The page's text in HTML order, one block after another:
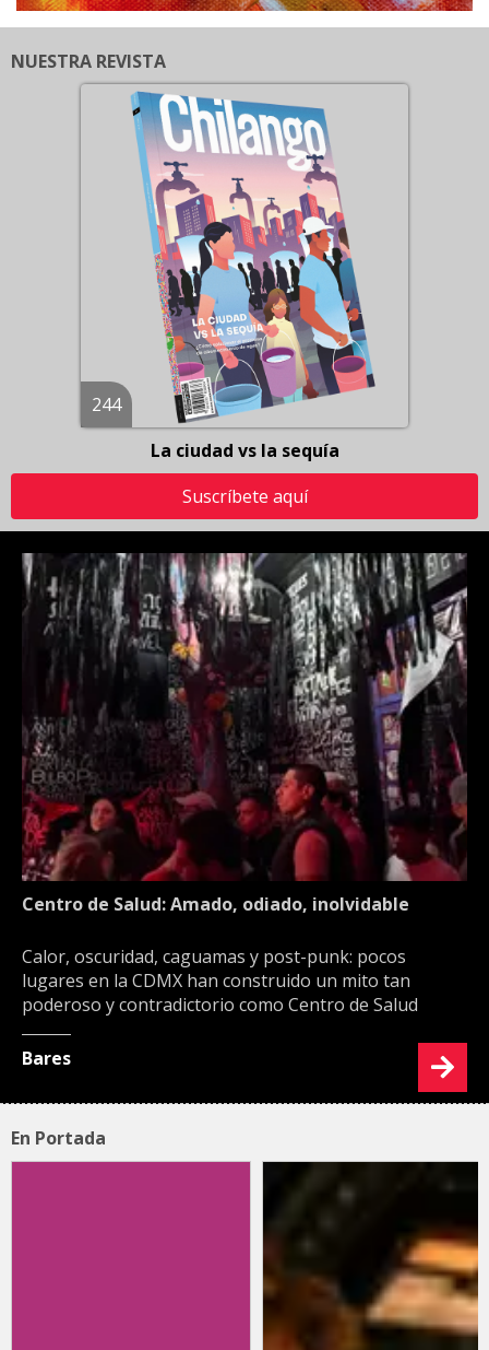
NUESTRA REVISTA
244
La ciudad vs la sequía
Suscríbete aquí
Centro de Salud: Amado, odiado, inolvidable
Calor, oscuridad, caguamas y post-punk: pocos
lugares en la CDMX han construido un mito tan
poderoso y contradictorio como Centro de Salud
Bares
En Portada